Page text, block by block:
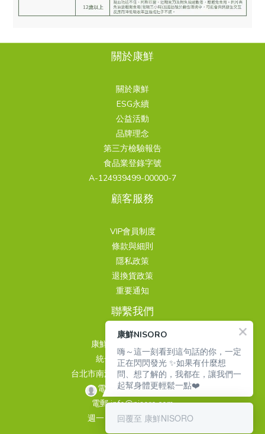
關於康鮮
關於康鮮
ESG永續
公益活動
品牌理念
第三方檢驗報告
食品業登錄字號
A-124939499-00000-7
顧客服務
VIP會員制度
條款與細則
隱私政策
退換貨政策
重要通知
聯繫我們
康鮮國際股份有限公司
統一編號 24939499
台北市南港區重陽路263巷3號4樓
電話 02-26510889
電郵 info@nisoro.com
週一～週五 09:00~18:00
康鮮NISORO
嗨～這一刻看到這句話的你，一定
正在閃閃發光 ✨如果有什麼想
問、想了解的，我都在，讓我們一
起幫身體更輕鬆一點❤️
回覆至 康鮮NISORO